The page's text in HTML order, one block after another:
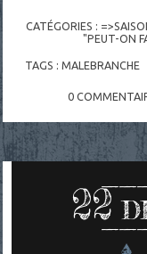
CATÉGORIES :
"PEUT-ON
TAGS :MALEBRANCHE
0
22